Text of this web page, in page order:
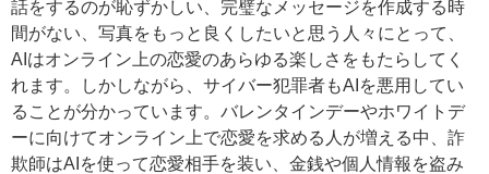
話をするのが恥ずかしい、完璧なメッセージを作成する時
間がない、写真をもっと良くしたいと思う人々にとって、
AIはオンライン上の恋愛のあらゆる楽しさをもたらしてく
れます。しかしながら、サイバー犯罪者もAIを悪用してい
ることが分かっています。バレンタインデーやホワイトデ
ーに向けてオンライン上で恋愛を求める人が増える中、詐
欺師はAIを使って恋愛相手を装い、金銭や個人情報を盗み